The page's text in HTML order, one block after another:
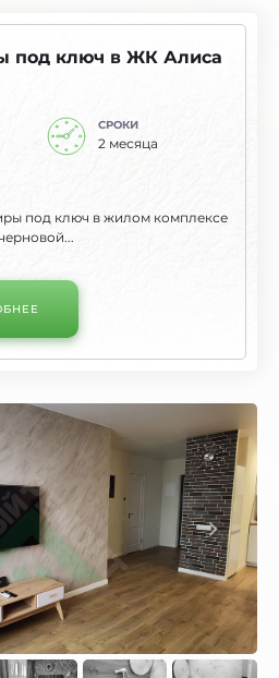
под ключ в ЖК Алиса
СРОКИ
2 месяца
под ключ в жилом комплексе